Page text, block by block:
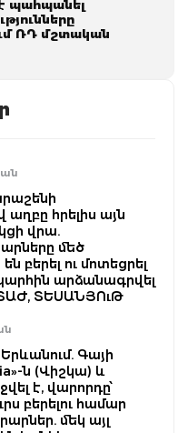
պահպանել
ՌԴ մշտական
հրելիս այն
վրա.
մեծ
բերել ու մոտեցրել
արձանագրվել
ՏԵՍԱՆՅՈւԹ
Գայի
ն (Վիշկա) և
է, վարորդը՝
բերելու համար
մեկ այլ